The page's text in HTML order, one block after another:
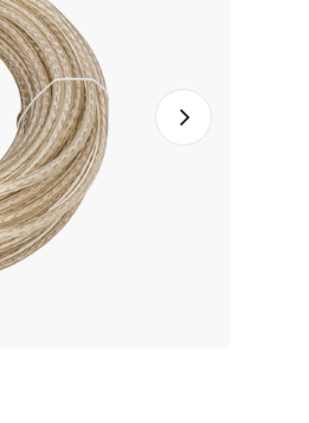
Photo suivante